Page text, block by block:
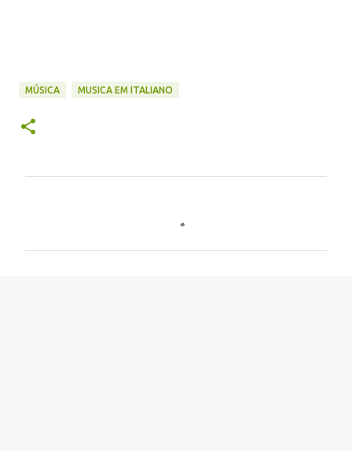
MÚSICA MUSICA EM ITALIANO